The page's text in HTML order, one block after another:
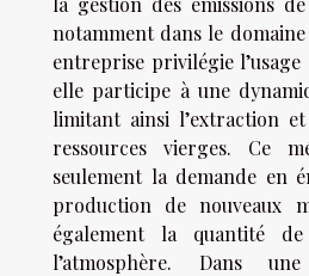
notamment dans le
entreprise privilégie
elle participe à une
limitant ainsi l’extraction
ressources vierges. Ce
seulement la demande en
production de nouveaux
également la quantité
l’atmosphère. Dans